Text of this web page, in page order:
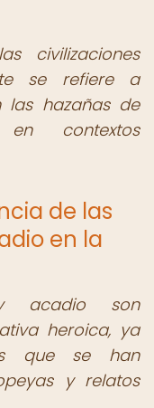
civilizaciones
se refiere a
las hazañas de
contextos
de las
en la
acadio son
heroica, ya
que se han
y relatos